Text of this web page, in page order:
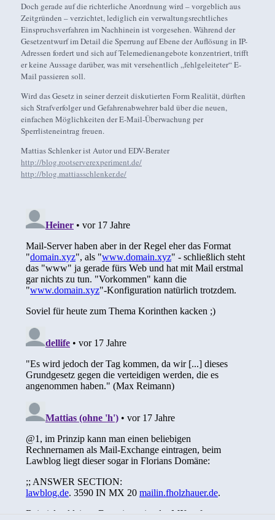
Doch gerade auf die richterliche Anordnung wird – vorgeblich aus
Zeitgründen – verzichtet, lediglich ein verwaltungsrechtliches
Einspruchsverfahren im Nachhinein ist vorgesehen. Während der
Gesetzentwurf im Detail die Sperrung auf Ebene der Auflösung in IP-
Adressen fordert und sich auf Telemedienangebote konzentriert, trifft
er keine Aussage darüber, was mit versehentlich „fehlgeleiteter“ E-
Mail passieren soll.
Wird das Gesetz in seiner derzeit diskutierten Form Realität, dürften
sich Strafverfolger und Gefahrenabwehrer bald über die neuen,
einfachen Möglichkeiten der E-Mail-Überwachung per
Sperrlisteneintrag freuen.
Mattias Schlenker ist Autor und EDV-Berater
http://blog.rootserverexperiment.de/
http://blog.mattiasschlenker.de/